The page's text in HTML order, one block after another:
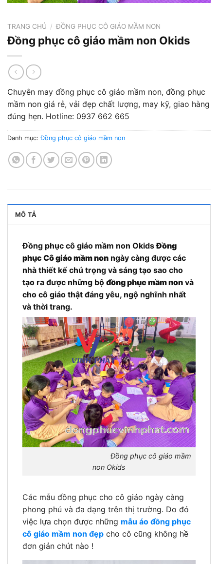
TRANG CHỦ / ĐỒNG PHỤC CÔ GIÁO MẦM NON
Đồng phục cô giáo mầm non Okids
Chuyên may đồng phục cô giáo mầm non, đồng phục
mầm non giá rẻ, vải đẹp chất lượng, may kỹ, giao hàng
đúng hẹn. Hotline: 0937 662 665
Danh mục:Đồng phục cô giáo mầm non
MÔ TẢ
Đồng phục cô giáo mầm non OkidsĐồng
phục Cô giáo mầm non ngày càng được các
nhà thiết kế chú trọng và sáng tạo sao cho
tạo ra được những bộ đồng phục mầm non và
cho cô giáo thật đáng yêu, ngộ nghĩnh nhất
và thời trang.
Đồng phục cô giáo mầm
non Okids
Các mẫu đồng phục cho cô giáo ngày càng
phong phú và đa dạng trên thị trường. Do đó
việc lựa chọn được những mẫu áo đồng phục
cô giáo mầm non đẹp cho cô cũng không hề
đơn giản chút nào !